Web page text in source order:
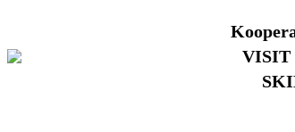
VISIT